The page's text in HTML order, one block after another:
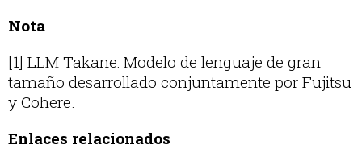
Nota
[1] LLM Takane: Modelo de lenguaje de gran
tamaño desarrollado conjuntamente por Fujitsu
y Cohere.
Enlaces relacionados